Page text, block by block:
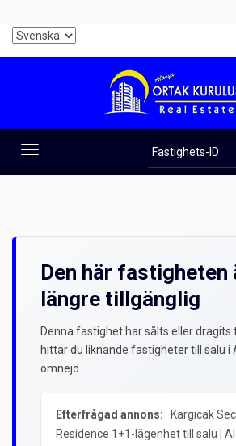
Toggle
navigation
ID
Den här fastigheten
längre tillgänglig
Denna fastighet har sålts eller dragits
hittar du liknande fastigheter till salu i
omnejd.
Efterfrågad annons:
Kargıcak
Residence 1+1-lägenhet till salu |